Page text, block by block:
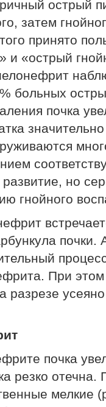
острый
затем
принято
и «острый
больных
почка
развитие, но
гнойного
При
разрезе
почка
резко
мелкие